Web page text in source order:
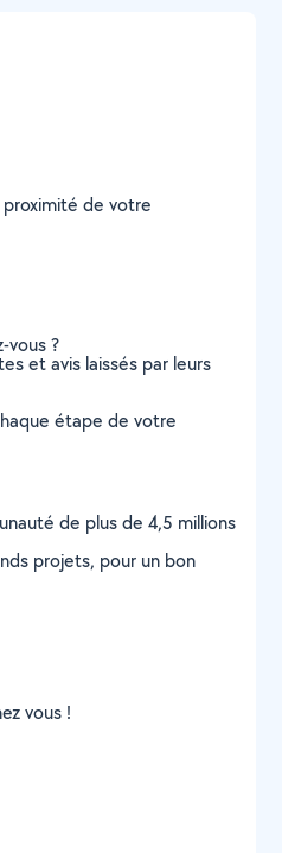
de votre
vous ?
et avis laissés par leurs
étape de votre
de plus de 4,5 millions
projets, pour un bon
vous !